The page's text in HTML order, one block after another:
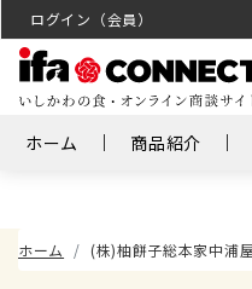
ログイン（会員）
ホーム 商品紹介
ホーム (株)柚餅子総本家中浦屋